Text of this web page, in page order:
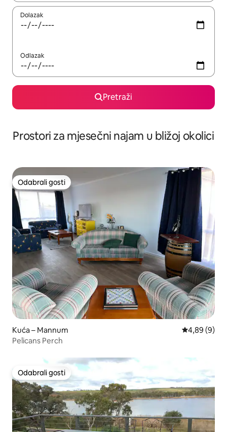
Dolazak
Odlazak
Pretraži
Prostori za mjesečni najam u bližoj okolici
Odabrali gosti
Odabrali gosti
Kuća – Mannum Prosječna
4,89 (9)
Pelicans Perch
Odabrali gosti
Odabrali gosti